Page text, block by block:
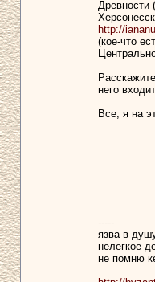
Древности
http://
(кое-что
него
Все, я на
-----
язва в
нелегкое
не помню